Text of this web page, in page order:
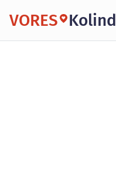
VORES Kolind